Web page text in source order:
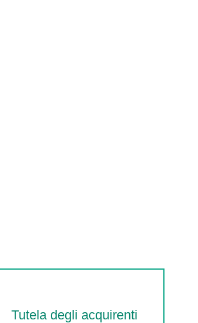
Tutela degli acquirenti